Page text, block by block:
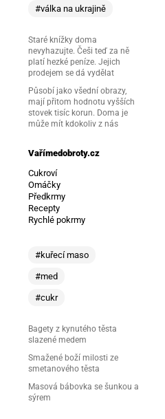
#válka na ukrajině
Staré knížky doma
nevyhazujte. Češi teď za ně
platí hezké peníze. Jejich
prodejem se dá vydělat
Působí jako všední obrazy,
mají přitom hodnotu vyšších
stovek tisíc korun. Doma je
může mít kdokoliv z nás
Vařímedobroty.cz
Cukroví
Omáčky
Předkrmy
Recepty
Rychlé pokrmy
#kuřecí maso
#med
#cukr
Bagety z kynutého těsta
slazené medem
Smažené boží milosti ze
smetanového těsta
Masová bábovka se šunkou a
sýrem